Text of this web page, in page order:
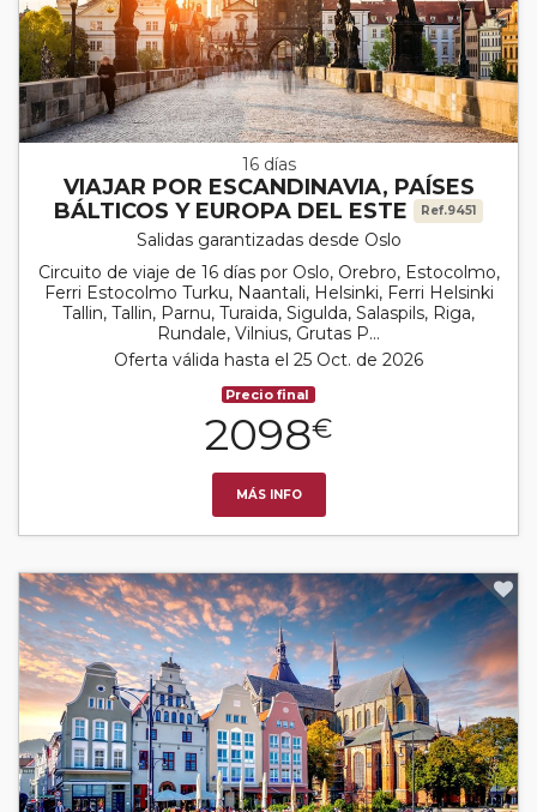
16 días
VIAJAR POR ESCANDINAVIA, PAÍSES
BÁLTICOS Y EUROPA DEL ESTE
Ref.9451
Salidas garantizadas desde Oslo
Circuito de viaje de 16 días por Oslo, Orebro, Estocolmo,
Ferri Estocolmo Turku, Naantali, Helsinki, Ferri Helsinki
Tallin, Tallin, Parnu, Turaida, Sigulda, Salaspils, Riga,
Rundale, Vilnius, Grutas P...
Oferta válida hasta el 25 Oct. de 2026
Precio final
2098€
MÁS INFO